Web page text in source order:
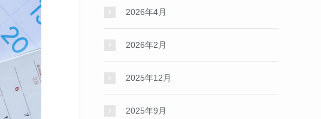
2026年4月
2026年2月
2025年12月
2025年9月